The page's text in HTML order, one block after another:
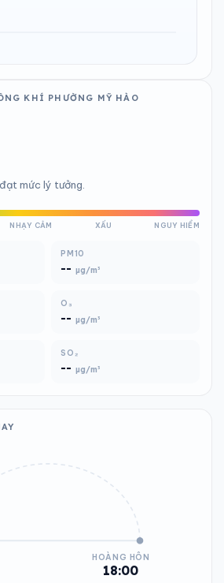
KHÍ PHƯỜNG MỸ HÀO
mức lý tưởng.
NHẠY CẢM XẤU NGUY HIỂM
PM10
-- µg/m³
O₃
-- µg/m³
SO₂
-- µg/m³
HOÀNG HÔN
18:00